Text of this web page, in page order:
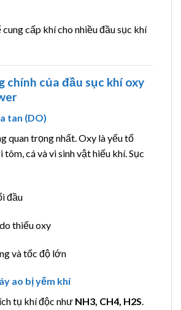
cấp khí cho nhiều đầu sục khí
chính của đầu sục khí oxy
tan (DO)
quan trọng nhất. Oxy là yếu tố
cá và vi sinh vật hiếu khí. Sục
đầu
thiếu oxy
và tốc độ lớn
ao bị yếm khí
tụ khí độc như NH3, CH4, H2S.